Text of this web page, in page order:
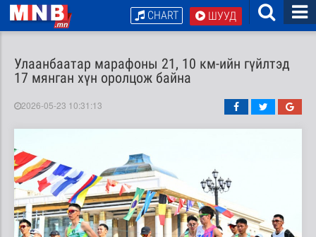
ШУУД
CHART
Улаанбаатар марафоны 21, 10 км-ийн гүйлтэд
17 мянган хүн оролцож байна
2026-05-23 10:31:13